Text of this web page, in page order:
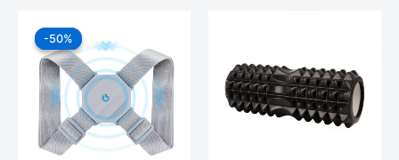
-50%
-50%
was:
14,99 €.
is:
7,50 €.